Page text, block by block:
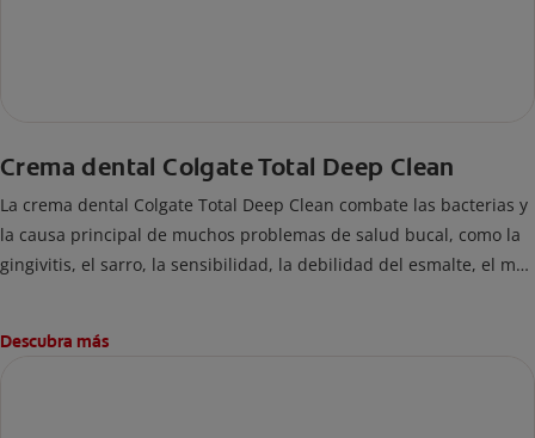
Crema dental Colgate Total Deep Clean
La crema dental Colgate Total Deep Clean combate las bacterias y
la causa principal de muchos problemas de salud bucal, como la
gingivitis, el sarro, la sensibilidad, la debilidad del esmalte, el mal
Descubra más